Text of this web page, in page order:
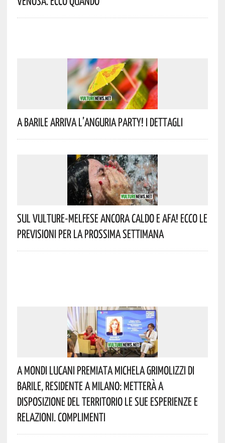
A Barile Arriva L’anguria Party! I Dettagli
Sul Vulture-Melfese Ancora Caldo E Afa! Ecco Le
Previsioni Per La Prossima Settimana
A Mondi Lucani Premiata Michela Grimolizzi Di
Barile, Residente A Milano: Metterà A
Disposizione Del Territorio Le Sue Esperienze E
Relazioni. Complimenti